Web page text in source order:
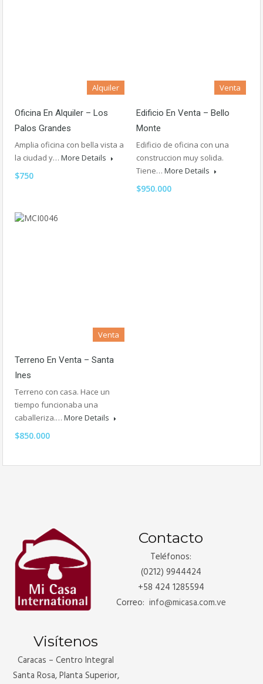
Alquiler
Oficina En Alquiler – Los
Palos Grandes
Amplia oficina con bella vista a
la ciudad y… More Details
$750
Venta
Edificio En Venta – Bello
Monte
Edificio de oficina con una
construccion muy solida.
Tiene… More Details
$950.000
Venta
Terreno En Venta – Santa
Ines
Terreno con casa. Hace un
tiempo funcionaba una
caballeriza.… More Details
$850.000
Contacto
Teléfonos:
(0212) 9944424
+58 424 1285594
Correo: info@micasa.com.ve
Visítenos
Caracas – Centro Integral
Santa Rosa, Planta Superior,